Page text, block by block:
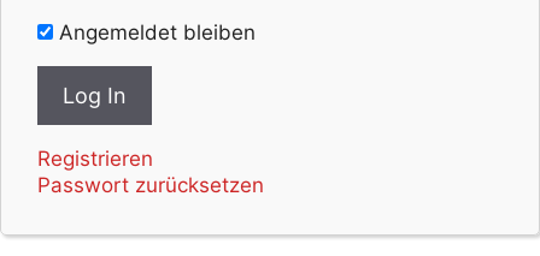
Angemeldet bleiben
Registrieren
Passwort zurücksetzen